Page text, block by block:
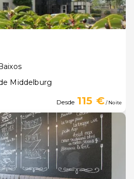
Middelburg
Desde 115 €/ Noite